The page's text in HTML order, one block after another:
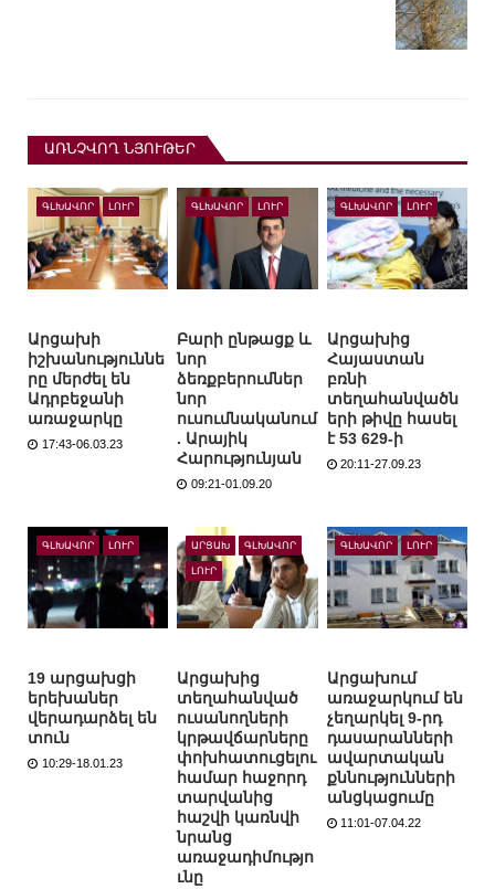
ԱՌՆՉՎՈՂ ՆՅՈՒԹԵՐ
ԳԼԽԱՎՈՐ ԼՈՒՐ
Արցախի
իշխանություննե
րը մերժել են
Ադրբեջանի
առաջարկը
17:43-06.03.23
ԳԼԽԱՎՈՐ ԼՈՒՐ
Բարի ընթացք և
նոր
ձեռքբերումներ
նոր
ուսումնականում
. Արայիկ
Հարությունյան
09:21-01.09.20
ԳԼԽԱՎՈՐ ԼՈՒՐ
Արցախից
Հայաստան
բռնի
տեղահանվածն
երի թիվը հասել
է 53 629-ի
20:11-27.09.23
ԳԼԽԱՎՈՐ ԼՈՒՐ
19 արցախցի
երեխաներ
վերադարձել են
տուն
10:29-18.01.23
ԱՐՑԱԽ ԳԼԽԱՎՈՐ
ԼՈՒՐ
Արցախից
տեղահանված
ուսանողների
կրթավճարները
փոխհատուցելու
համար հաջորդ
տարվանից
հաշվի կառնվի
նրանց
առաջադիմությո
ւնը
ԳԼԽԱՎՈՐ ԼՈՒՐ
Արցախում
առաջարկում են
չեղարկել 9-րդ
դասարանների
ավարտական
քննությունների
անցկացումը
11:01-07.04.22